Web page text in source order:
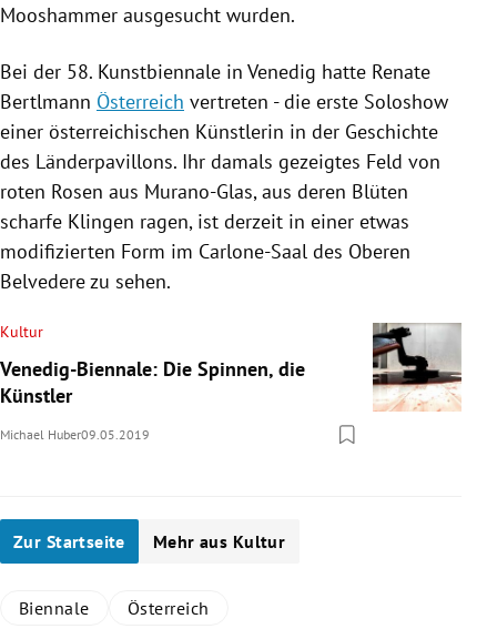
Mooshammer ausgesucht wurden.
Bei der 58. Kunstbiennale in Venedig hatte Renate
Bertlmann Österreich vertreten - die erste Soloshow
einer österreichischen Künstlerin in der Geschichte
des Länderpavillons. Ihr damals gezeigtes Feld von
roten Rosen aus Murano-Glas, aus deren Blüten
scharfe Klingen ragen, ist derzeit in einer etwas
modifizierten Form im Carlone-Saal des Oberen
Belvedere zu sehen.
Kultur
Venedig-Biennale: Die Spinnen, die
Künstler
Michael Huber09.05.2019
Zur Startseite Mehr aus Kultur
Biennale Österreich